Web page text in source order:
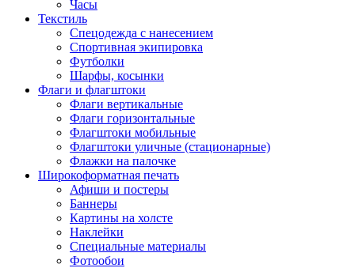
Часы
Текстиль
Спецодежда с нанесением
Спортивная экипировка
Футболки
Шарфы, косынки
Флаги и флагштоки
Флаги вертикальные
Флаги горизонтальные
Флагштоки мобильные
Флагштоки уличные (стационарные)
Флажки на палочке
Широкоформатная печать
Афиши и постеры
Баннеры
Картины на холсте
Наклейки
Специальные материалы
Фотообои